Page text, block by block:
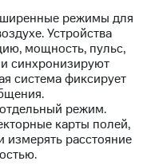
режимы для
Устройства
мощность, пульс,
синхронизируют
система фиксирует
режим.
карты полей,
расстояние